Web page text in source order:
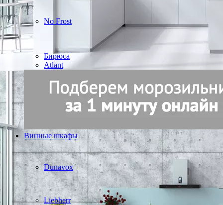
No Frost
Бирюса
Atlant
Винные шкафы
Dunavox
Liebherr